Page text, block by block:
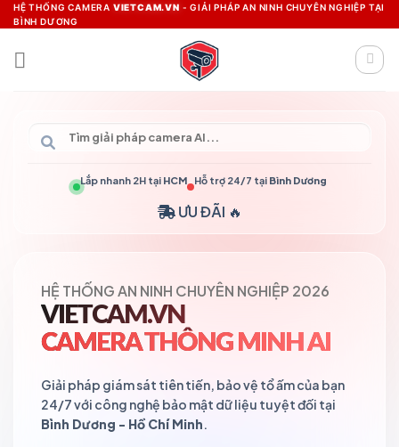
Skip
to
content
HỆ THỐNG CAMERA VIETCAM.VN - GIẢI PHÁP AN NINH CHUYÊN NGHIỆP TẠI
BÌNH DƯƠNG
Lắp nhanh 2H tại HCM Hỗ trợ 24/7 tại Bình Dương
ƯU ĐÃI 🔥
HỆ THỐNG AN NINH CHUYÊN NGHIỆP 2026
VIETCAM.VN
CAMERA THÔNG MINH AI
Giải pháp giám sát tiên tiến, bảo vệ tổ ấm của bạn
24/7 với công nghệ bảo mật dữ liệu tuyệt đối tại
Bình Dương - Hồ Chí Minh.